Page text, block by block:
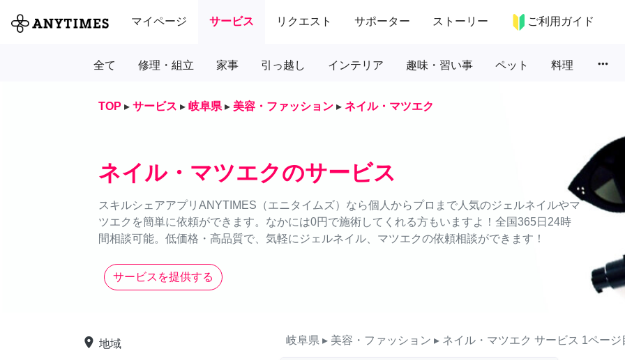
マイページ サービス リクエスト サポーター ストーリー ご利用ガイド
全て 修理・組立 家事 引っ越し インテリア 趣味・習い事 ペット 料理 more_horiz
TOP ▸ サービス ▸ 岐阜県 ▸ 美容・ファッション ▸ ネイル・マツエク
ネイル・マツエクのサービス
スキルシェアアプリANYTIMES（エニタイムズ）なら個人からプロまで人気のジェルネイルやマ
ツエクを簡単に依頼ができます。なかには0円で施術してくれる方もいますよ！全国365日24時
間相談可能。低価格・高品質で、気軽にジェルネイル、マツエクの依頼相談ができます！
サービスを提供する
place 地域 岐阜県 ▸ 美容・ファッション ▸ ネイル・マツエク サービス 1ページ